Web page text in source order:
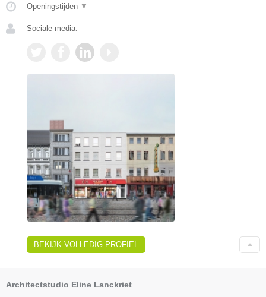
Openingstijden ▼
Sociale media:
BEKIJK VOLLEDIG PROFIEL
Architectstudio Eline Lanckriet